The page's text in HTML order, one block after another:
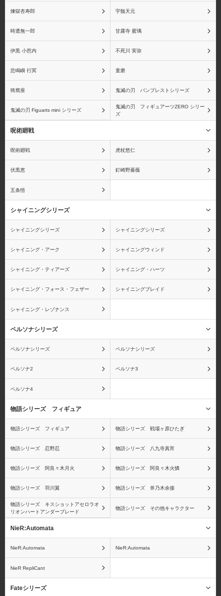
煉獄杏寿郎 宇髄天元
時透無一郎 甘露寺 蜜璃
伊黒 小芭内 不死川 実弥
悲鳴嶼 行冥 童磨
猗窩座 鬼滅の刃 バンプレストシリーズ
鬼滅の刃 Figuarts mini シリーズ
鬼滅の刃 フィギュアーツZERO シリー
ズ
呪術廻戦
呪術廻戦 虎杖悠仁
伏黒恵 釘崎野薔薇
五条悟
シャイニングシリーズ
シャイニングシリーズ シャイニングシリーズ
シャイニング・アーク シャイニングウィンド
シャイニング・ティアーズ シャイニング・ハーツ
シャイニング・フォース・フェザー シャイニングブレイド
シャイニング・レゾナンス
ペルソナシリーズ
ペルソナシリーズ ペルソナシリーズ
ペルソナ2 ペルソナ3
ペルソナ4
物語シリーズ フィギュア
物語シリーズ フィギュア 物語シリーズ 戦場ヶ原ひたぎ
物語シリーズ 忍野忍 物語シリーズ 八九寺真宵
物語シリーズ 阿良々木月火 物語シリーズ 阿良々木火憐
物語シリーズ 羽川翼 物語シリーズ 斧乃木余接
物語シリーズ キスショットアセロラオ
リオンハートアンダーブレード
物語シリーズ その他キャラクター
NieR:Automata
NieR:Automata NieR:Automata
NieR RepliCant
Fateシリーズ